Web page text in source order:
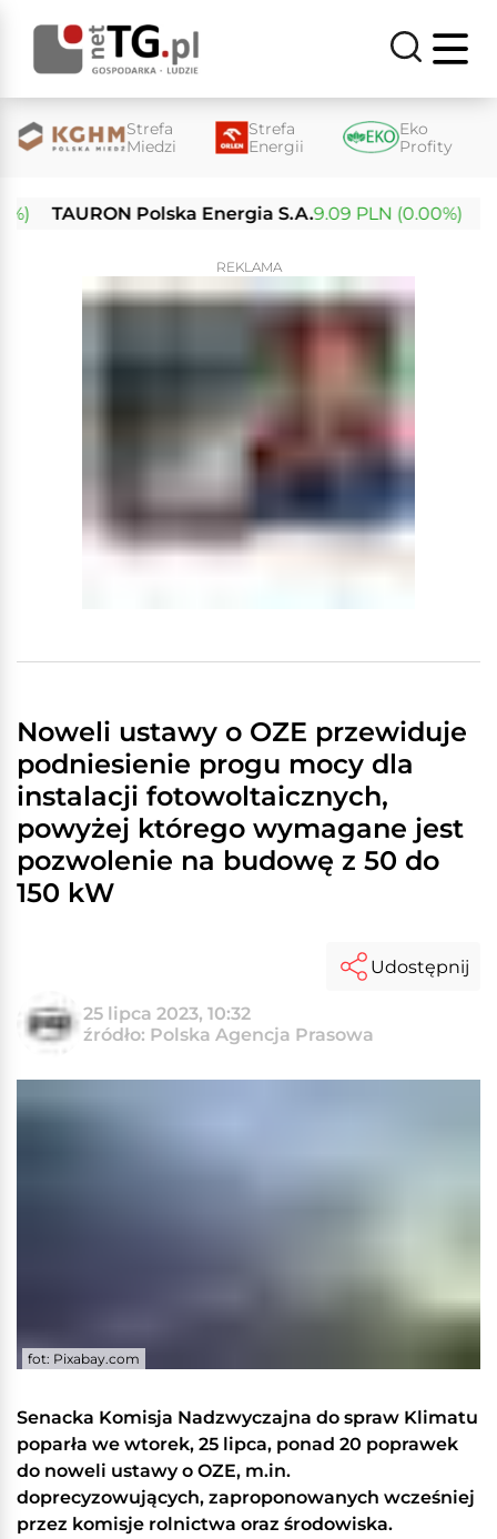
Strefa
Miedzi
Strefa
Energii
Eko
Profity
TAURON Polska Energia S.A. 9.09 PLN (0.00%) Enea
REKLAMA
Noweli ustawy o OZE przewiduje
podniesienie progu mocy dla
instalacji fotowoltaicznych,
powyżej którego wymagane jest
pozwolenie na budowę z 50 do
150 kW
25 lipca 2023, 10:32
źródło: Polska Agencja Prasowa
Udostępnij
fot: Pixabay.com
Senacka Komisja Nadzwyczajna do spraw Klimatu
poparła we wtorek, 25 lipca, ponad 20 poprawek
do noweli ustawy o OZE, m.in.
doprecyzowujących, zaproponowanych wcześniej
przez komisje rolnictwa oraz środowiska.